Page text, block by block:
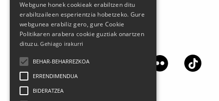
Síguenos en las redes sociales
Webgune honek cookieak erabiltzen ditu
erabiltzaileen esperientzia hobetzeko. Gure
webgunea erabiliz gero, gure Cookie
Politikaren arabera cookie guztiak onartzen
dituzu.Gehiago irakurri
BEHAR-BEHARREZKOA
ERRENDIMENDUA
BIDERATZEA